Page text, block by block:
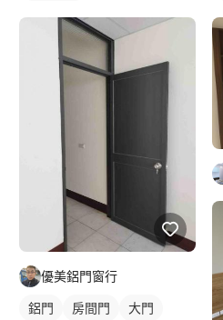
優美鋁門窗行
鋁門 房間門 大門